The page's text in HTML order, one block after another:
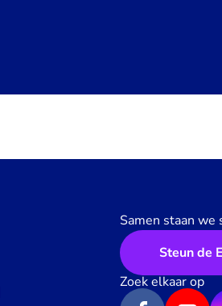
Samen staan we
Steun de
Zoek elkaar op